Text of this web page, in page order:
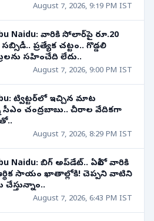
August 7, 2026, 9:19 PM IST
Naidu: వారికి సోలార్‌పై రూ.20
ప్రత్యేక చట్టం.. గొడ్డలి
సహించేది లేదు..
August 7, 2026, 9:00 PM IST
ట్విట్టర్‌లో ఇచ్చిన మాట
సీఎం చంద్రబాబు.. చీరాల వేదికగా
August 7, 2026, 8:29 PM IST
Naidu: బిగ్ అప్‌డేట్.. ఏపీలో వారికి
ఆర్థిక సాయం ఖాతాల్లోకి! చెప్పని వాటిని
August 7, 2026, 6:43 PM IST